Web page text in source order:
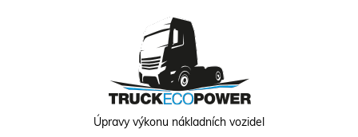
Úpravy výkonu nákladních vozidel